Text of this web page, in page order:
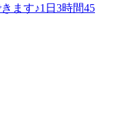
ます♪1日3時間45